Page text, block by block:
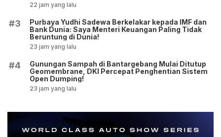
22 jam yang lalu
#3
Purbaya Yudhi Sadewa Berkelakar kepada IMF dan
Bank Dunia: Saya Menteri Keuangan Paling Tidak
Beruntung di Dunia!
23 jam yang lalu
#4
Gunungan Sampah di Bantargebang Mulai Ditutup
Geomembrane, DKI Percepat Penghentian Sistem
Open Dumping!
23 jam yang lalu